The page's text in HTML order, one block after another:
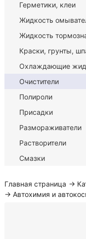
Герметики, клеи
Жидкость
Жидкость
Краски, грунты,
Охлаждающие
Очистители
Полироли
Присадки
Размораживатели
Растворители
Смазки
Главная страница →
→ Автохимия и